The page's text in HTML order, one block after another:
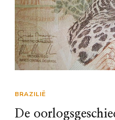
BRAZILIË
De